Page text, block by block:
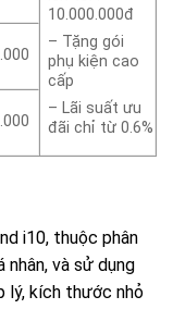
10.000.000đ
– Tặng gói
phụ kiện cao
cấp
– Lãi suất ưu
đãi chỉ từ 0.6%
i10, thuộc phân
nhân, và sử dụng
lý, kích thước nhỏ